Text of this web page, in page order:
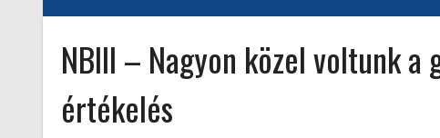
NBIII – Nagyon közel voltunk a
értékelés